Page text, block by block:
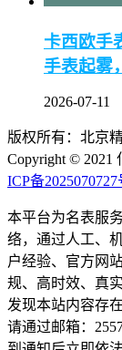
卡西欧手
手表起雾
2026-07-11
版权所有：北京
Copyright © 2021
ICP备2025070727
本平台为名表服
络，通过人工、
户经验、官方网
规、高时效、真
发现本站内容存
请通过邮箱：